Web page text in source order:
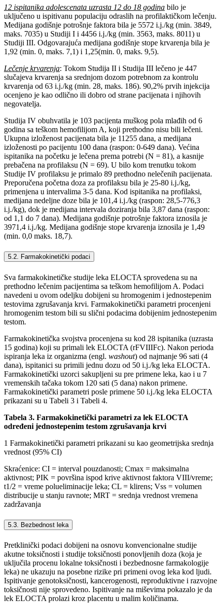
12 ispitanika adolescenata uzrasta 12 do 18 godina bilo je
uključeno u ispitivanu populaciju odraslih na profilaktičkom lečenju.
Medijana godišnje potrošnje faktora bila je 5572 i.j./kg (min. 3849,
maks. 7035) u Studiji I i 4456 i.j./kg (min. 3563, maks. 8011) u
Studiji III. Odgovarajuća medijana godišnje stope krvarenja bila je
1,92 (min. 0, maks. 7,1) i 1,25(min. 0, maks. 9,5).
Lečenje krvarenja: Tokom Studija II i Studija III lečeno je 447
slučajeva krvarenja sa srednjom dozom potrebnom za kontrolu
krvarenja od 63 i.j./kg (min. 28, maks. 186). 90,2% prvih injekcija
ocenjeno je kao odlično ili dobro od strane pacijenata i njihovih
negovatelja.
Studija IV obuhvatila je 103 pacijenta muškog pola mlađih od 6
godina sa teškom hemofilijom A, koji prethodno nisu bili lečeni.
Ukupna izloženost pacijenata bila je 11255 dana, a medijana
izloženosti po pacijentu 100 dana (raspon: 0-649 dana). Većina
ispitanika na početku je lečena prema potrebi (N = 81), a kasnije
prebačena na profilaksu (N = 69). U bilo kom trenutku tokom
Studije IV profilaksu je primalo 89 prethodno nelečenih pacijenata.
Preporučena početna doza za profilaksu bila je 25-80 i.j./kg,
primenjena u intervalima 3-5 dana. Kod ispitanika na profilaksi,
medijana nedeljne doze bila je 101,4 i.j./kg (raspon: 28,5-776,3
i.j./kg), dok je medijana intervala doziranja bila 3,87 dana (raspon:
od 1,1 do 7 dana). Medijana godišnje potrošnje faktora iznosila je
3971,4 i.j./kg. Medijana godišnje stope krvarenja iznosila je 1,49
(min. 0,0 maks. 18,7).
5.2. Farmakokinetički podaci
Sva farmakokinetičke studije leka ELOCTA sprovedena su na
prethodno lečenim pacijentima sa teškom hemofilijom A. Podaci
navedeni u ovom odeljku dobijeni su hromogenim i jednostepenim
testovima zgrušavanja krvi. Farmakokinetički parametri procenjeni
hromogenim testom bili su slični podacima dobijenim jednostepenim
testom.
Farmakokinetička svojstva procenjena su kod 28 ispitanika (uzrasta
15 godina) koji su primali lek ELOCTA (rFVIIIFc). Nakon perioda
ispiranja leka iz organizma (engl. washout) od najmanje 96 sati (4
dana), ispitanici su primili jednu dozu od 50 i.j./kg leka ELOCTA.
Farmakokinetički uzorci sakupljeni su pre primene leka, kao i u 7
vremenskih tačaka tokom 120 sati (5 dana) nakon primene.
Farmakokinetički parametri posle primene 50 i.j./kg leka ELOCTA
prikazani su u Tabeli 3 i Tabeli 4.
Tabela 3. Farmakokinetički parametri za lek ELOCTA
određeni jednostepenim testom zgrušavanja krvi
1 Farmakokinetički parametri prikazani su kao geometrijska srednja
vrednost (95% CI)
Skraćenice: CI = interval pouzdanosti; Cmax = maksimalna
aktivnost; PIK = površina ispod krive aktivnost faktora VIII/vreme;
t1/2 = vreme polueliminacije leka; CL = klirens; Vss = volumen
distribucije u stanju ravnote; MRT = srednja vrednost vremena
zadržavanja
5.3. Bezbednost leka
Pretklinički podaci dobijeni na osnovu konvencionalne studije
akutne toksičnosti i studije toksičnosti ponovljenih doza (koja je
uključila procenu lokalne toksičnosti i bezbednosne farmakologije
leka) ne ukazuju na posebne rizike pri primeni ovog leka kod ljudi.
Ispitivanje genotoksičnosti, kancerogenosti, reproduktivne i razvojne
toksičnosti nije sprovedeno. Ispitivanje na miševima pokazalo je da
lek ELOCTA prolazi kroz placentu u malim količinama.